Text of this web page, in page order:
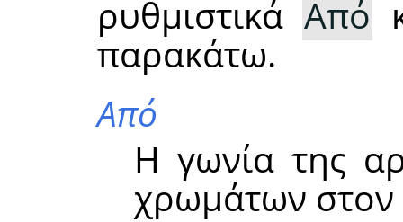
ρυθμιστικά Από
παρακάτω.
Από
Η γωνία της
χρωμάτων